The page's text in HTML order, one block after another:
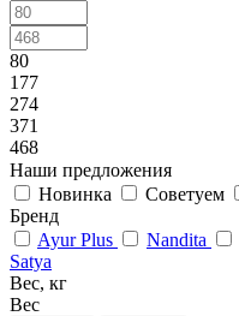
80
177
274
371
468
Наши предложения
Новинка
Советуем
Бренд
Ayur Plus
Nandita
Satya
Вес, кг
Вес